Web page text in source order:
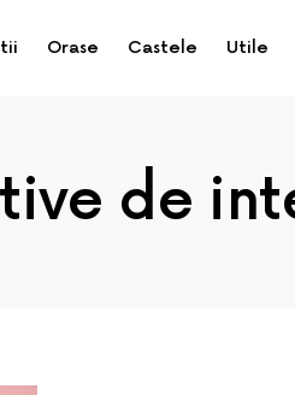
Orase Castele Utile
de